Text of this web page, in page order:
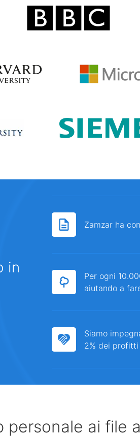
in
Zamzar ha
Per ogni
aiutando a
Siamo
2% dei profitti
personale ai file